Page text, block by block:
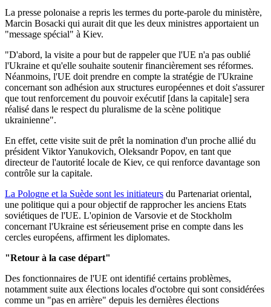
La presse polonaise a repris les termes du porte-parole du ministère,
Marcin Bosacki qui aurait dit que les deux ministres apportaient un
"message spécial" à Kiev.
"D'abord, la visite a pour but de rappeler que l'UE n'a pas oublié
l'Ukraine et qu'elle souhaite soutenir financièrement ses réformes.
Néanmoins, l'UE doit prendre en compte la stratégie de l'Ukraine
concernant son adhésion aux structures européennes et doit s'assurer
que tout renforcement du pouvoir exécutif [dans la capitale] sera
réalisé dans le respect du pluralisme de la scène politique
ukrainienne".
En effet, cette visite suit de prêt la nomination d'un proche allié du
président Viktor Yanukovich, Oleksandr Popov, en tant que
directeur de l'autorité locale de Kiev, ce qui renforce davantage son
contrôle sur la capitale.
La Pologne et la Suède sont les initiateurs du Partenariat oriental,
une politique qui a pour objectif de rapprocher les anciens Etats
soviétiques de l'UE. L'opinion de Varsovie et de Stockholm
concernant l'Ukraine est sérieusement prise en compte dans les
cercles européens, affirment les diplomates.
"Retour à la case départ"
Des fonctionnaires de l'UE ont identifié certains problèmes,
notamment suite aux élections locales d'octobre qui sont considérées
comme un "pas en arrière" depuis les dernières élections